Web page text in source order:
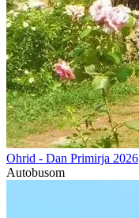
Ohrid - Dan Primirja 2026
Autobusom